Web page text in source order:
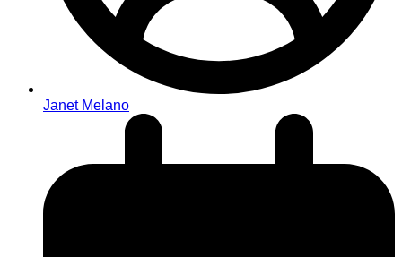
Janet Melano